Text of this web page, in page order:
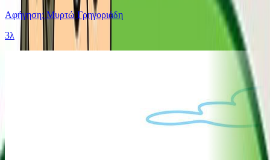
Αφήγηση: Μυρτώ Γρηγοριάδη
3λ